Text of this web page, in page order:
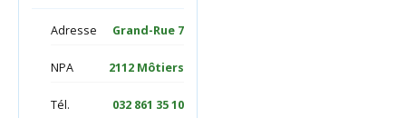
Adresse Grand-Rue 7
NPA 2112 Môtiers
Tél. 032 861 35 10